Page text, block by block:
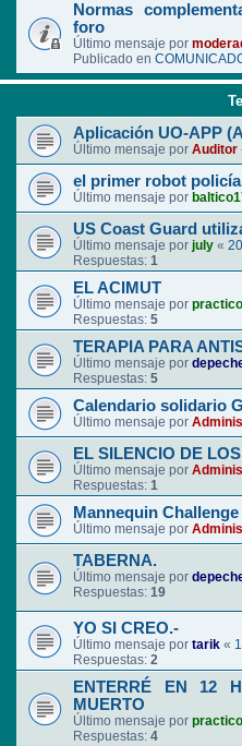
Normas
foro
Último mensaje por
Publicado en
Aplicación UO-APP
Último mensaje por Auditor
el primer robot
Último mensaje por
US Coast Guard
Último mensaje por july «
Respuestas: 1
EL ACIMUT
Último mensaje por practico
Respuestas: 5
TERAPIA PARA
Último mensaje por
Respuestas: 5
Calendario solidario
Último mensaje por
EL SILENCIO DE
Último mensaje por
Respuestas: 1
Mannequin
Último mensaje por
TABERNA.
Último mensaje por
Respuestas: 19
YO SI CREO.-
Último mensaje por tarik «
Respuestas: 2
ENTERRÉ EN 12
MUERTO
Último mensaje por practico
Respuestas: 4